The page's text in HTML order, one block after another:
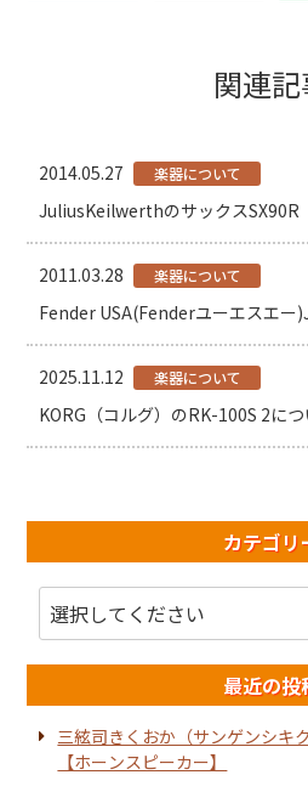
関連
2014.05.27 楽器について
2011.03.28 楽器について
Fender USA(Fenderユーエスエー
2025.11.12 楽器について
KORG（コルグ）のRK-100S 2につ
カテゴリ
最近の投
三絃司きくおか（サンゲンシキ
【ホーンスピーカー】